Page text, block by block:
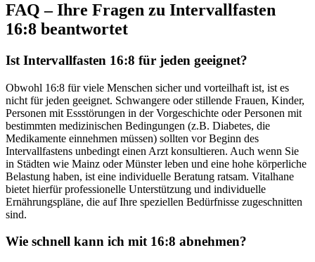
FAQ – Ihre Fragen zu Intervallfasten
16:8 beantwortet
Ist Intervallfasten 16:8 für jeden geeignet?
Obwohl 16:8 für viele Menschen sicher und vorteilhaft ist, ist es
nicht für jeden geeignet. Schwangere oder stillende Frauen, Kinder,
Personen mit Essstörungen in der Vorgeschichte oder Personen mit
bestimmten medizinischen Bedingungen (z.B. Diabetes, die
Medikamente einnehmen müssen) sollten vor Beginn des
Intervallfastens unbedingt einen Arzt konsultieren. Auch wenn Sie
in Städten wie Mainz oder Münster leben und eine hohe körperliche
Belastung haben, ist eine individuelle Beratung ratsam. Vitalhane
bietet hierfür professionelle Unterstützung und individuelle
Ernährungspläne, die auf Ihre speziellen Bedürfnisse zugeschnitten
sind.
Wie schnell kann ich mit 16:8 abnehmen?